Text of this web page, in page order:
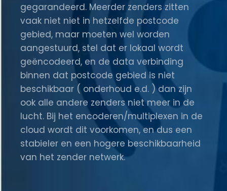
gegarandeerd. Meerder zenders zitten
vaak niet niet in hetzelfde postcode
gebied, maar moeten wel worden
aangestuurd, stel dat er lokaal wordt
geëncodeerd, en de data verbinding
binnen dat postcode gebied is niet
beschikbaar ( onderhoud e.d. ) dan zijn
ook alle andere zenders niet meer in de
lucht. Bij het encoderen/multiplexen in de
cloud wordt dit voorkomen, en dus een
stabieler en een hogere beschikbaarheid
van het zender netwerk.